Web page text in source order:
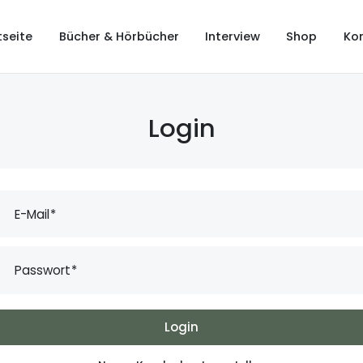
Bücher & Hörbücher Interview Shop
Login
E-Mail
Passwort
Login